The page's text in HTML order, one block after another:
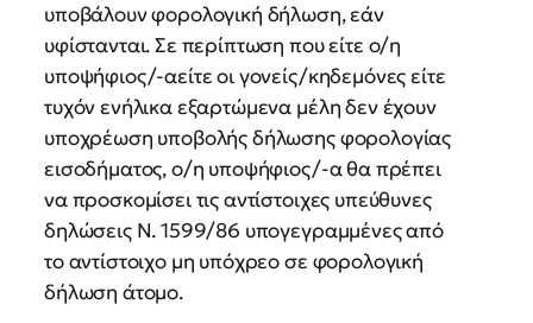
υποβάλουν φορολογική δήλωση, εάν
υφίστανται. Σε περίπτωση που είτε ο/η
υποψήφιος/-αείτε οι γονείς/κηδεμόνες είτε
τυχόν ενήλικα εξαρτώμενα μέλη δεν έχουν
υποχρέωση υποβολής δήλωσης φορολογίας
εισοδήματος, ο/η υποψήφιος/-α θα πρέπει
να προσκομίσει τις αντίστοιχες υπεύθυνες
δηλώσεις Ν. 1599/86 υπογεγραμμένες από
το αντίστοιχο μη υπόχρεο σε φορολογική
δήλωση άτομο.